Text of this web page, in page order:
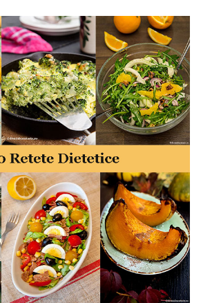
Retete rapide de mancare. Idei
mancare rapid